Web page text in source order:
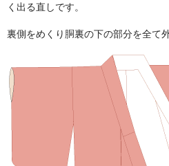
く出る直しです。
裏側をめくり胴裏の下の部分を全て